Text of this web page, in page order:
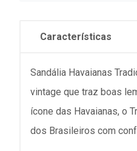
Características
Sandália Havaianas
vintage que traz boas
ícone das Havaianas, o
dos Brasileiros com